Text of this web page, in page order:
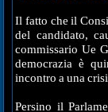
Il fatto che il
del candidato,
commissario Ue
democrazia è
incontro a una
Persino il